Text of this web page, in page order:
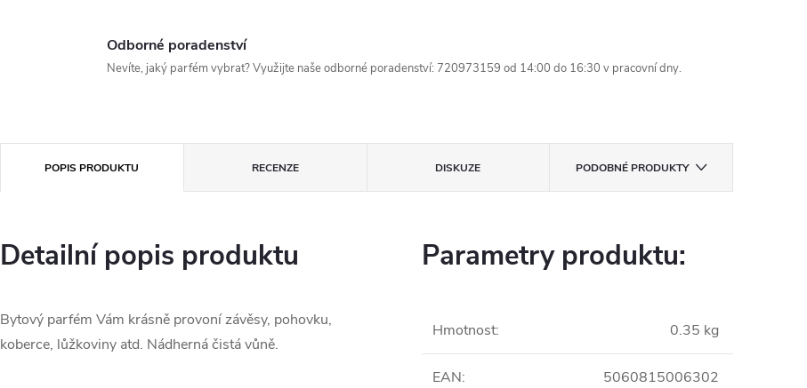
Odborné poradenství
Nevíte, jaký parfém vybrat? Využijte naše odborné poradenství: 720973159 od 14:00 do 16:30 v pracovní dny.
POPIS PRODUKTU RECENZE DISKUZE PODOBNÉ PRODUKTY
Detailní popis produktu
Bytový parfém Vám krásně provoní závěsy, pohovku,
koberce, lůžkoviny atd. Nádherná čistá vůně.
Parametry produktu:
Hmotnost: 0.35 kg
EAN: 5060815006302